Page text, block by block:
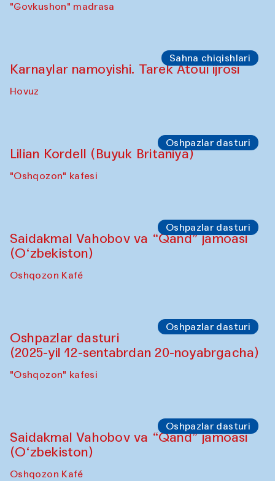
"Govkushon" madrasa
Sahna chiqishlari
Karnaylar namoyishi. Tarek Atoui ijrosi
Hovuz
Oshpazlar dasturi
Lilian Kordell (Buyuk Britaniya)
"Oshqozon" kafesi
Oshpazlar dasturi
Saidakmal Vahobov va “Qand” jamoasi
(O‘zbekiston)
Oshqozon Kafé
Oshpazlar dasturi
Oshpazlar dasturi
(2025-yil 12-sentabrdan 20-noyabrgacha)
"Oshqozon" kafesi
Oshpazlar dasturi
Saidakmal Vahobov va “Qand” jamoasi
(O‘zbekiston)
Oshqozon Kafé